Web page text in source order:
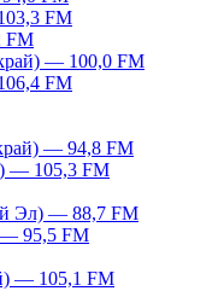
FM
FM
— 100,0 FM
FM
— 94,8 FM
— 105,3 FM
Эл) — 88,7 FM
— 95,5 FM
— 105,1 FM